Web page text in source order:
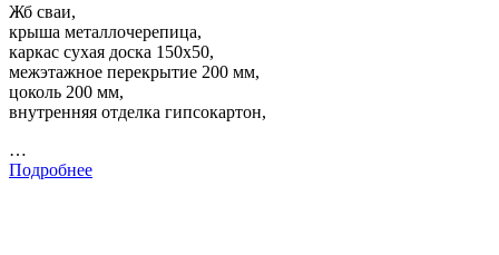
Жб сваи,
крыша металлочерепица,
каркас сухая доска 150х50,
межэтажное перекрытие 200 мм,
цоколь 200 мм,
внутренняя отделка гипсокартон,
…
Подробнее